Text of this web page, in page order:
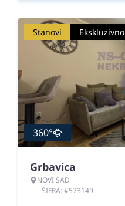
Stanovi Ekskluzivno
360°
Grbavica
NOVI SAD
ŠIFRA: #573149